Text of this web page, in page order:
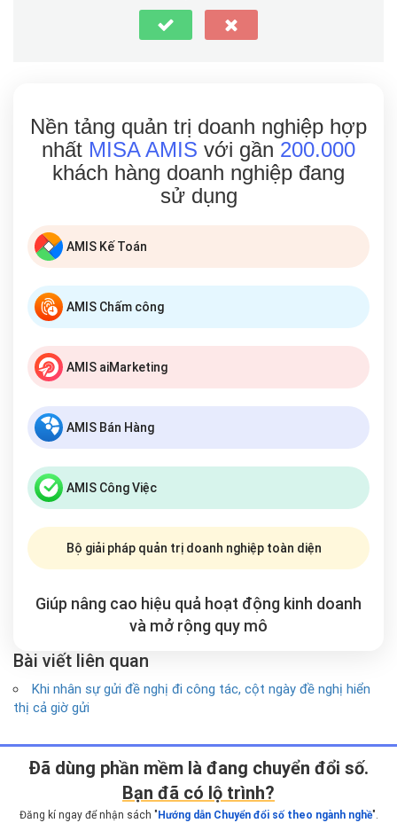
Nền tảng quản trị doanh nghiệp hợp
nhất MISA AMIS với gần 200.000
khách hàng doanh nghiệp đang
sử dụng
AMIS Kế Toán
AMIS Chấm công
AMIS aiMarketing
AMIS Bán Hàng
AMIS Công Việc
Bộ giải pháp quản trị doanh nghiệp toàn diện
Giúp nâng cao hiệu quả hoạt động kinh doanh
và mở rộng quy mô
Bài viết liên quan
Khi nhân sự gửi đề nghị đi công tác, cột ngày đề nghị hiển
thị cả giờ gửi
Ðã dùng phần mềm là đang chuyển đổi số.
Bạn đã có lộ trình?
Đăng kí ngay để nhận sách " Hướng dẫn Chuyển đổi số theo ngành nghề".